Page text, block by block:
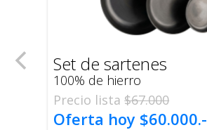
Set de sartenes
100% de hierro
Precio lista$67.000
Oferta hoy $60.000.-